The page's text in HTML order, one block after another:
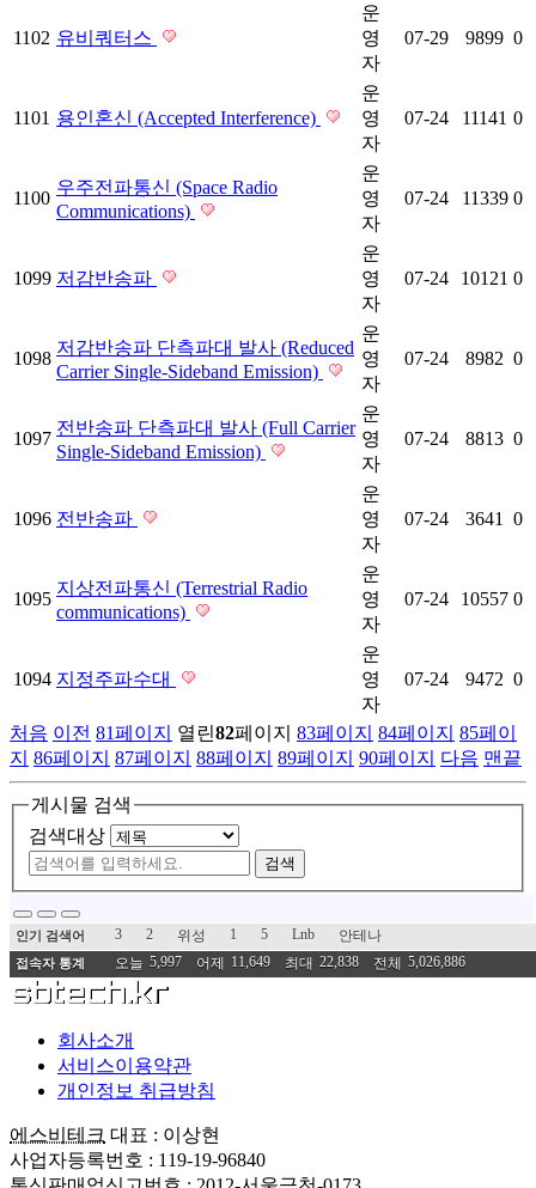
1102 유비쿼터스
운
영
자
07-29 9899 0
1101 용인혼신 (Accepted Interference)
운
영
자
07-24 11141 0
1100
우주전파통신 (Space Radio
Communications)
운
영
자
07-24 11339 0
1099 저감반송파
운
영
자
07-24 10121 0
1098
저감반송파 단측파대 발사 (Reduced
Carrier Single-Sideband Emission)
운
영
자
07-24 8982 0
1097
전반송파 단측파대 발사 (Full Carrier
Single-Sideband Emission)
운
영
자
07-24 8813 0
1096 전반송파
운
영
자
07-24 3641 0
1095
지상전파통신 (Terrestrial Radio
communications)
운
영
자
07-24 10557 0
1094 지정주파수대
운
영
자
07-24 9472 0
처음 이전 81페이지 열린82페이지 83페이지 84페이지 85페이
지 86페이지 87페이지 88페이지 89페이지 90페이지 다음 맨끝
게시물 검색
검색대상
검색
인기 검색어 3 2 위성 1 5 Lnb 안테나
접속자 통계 오늘 5,997 어제 11,649 최대 22,838 전체 5,026,886
회사소개
서비스이용약관
개인정보 취급방침
에스비테크 대표 : 이상현
사업자등록번호 : 119-19-96840